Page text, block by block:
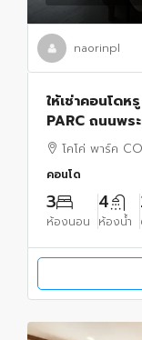
naorinpl
ให้เช่าคอนโดห
PARC ถนนพ
บริการระดับ 5
โคโค่ พาร์ค
คอนโด
3
ห้องนอน
4
ห้องน้ำ